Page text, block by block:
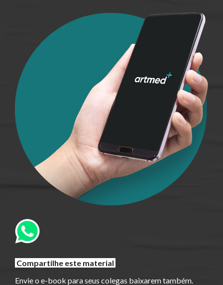
Compartilhe este material
Envie o e-book para seus colegas baixarem também.